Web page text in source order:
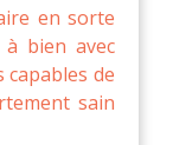
en sorte
bien avec
capables de
sain